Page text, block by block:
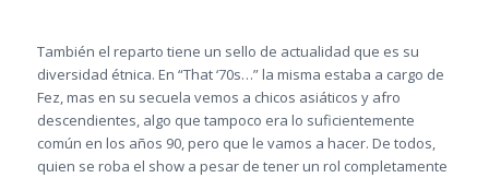
También el reparto tiene un sello de actualidad que es su
diversidad étnica. En “That ‘70s…” la misma estaba a cargo de
Fez, mas en su secuela vemos a chicos asiáticos y afro
descendientes, algo que tampoco era lo suficientemente
común en los años 90, pero que le vamos a hacer. De todos,
quien se roba el show a pesar de tener un rol completamente